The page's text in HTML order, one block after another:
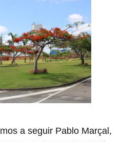
a seguir Pablo Marçal,